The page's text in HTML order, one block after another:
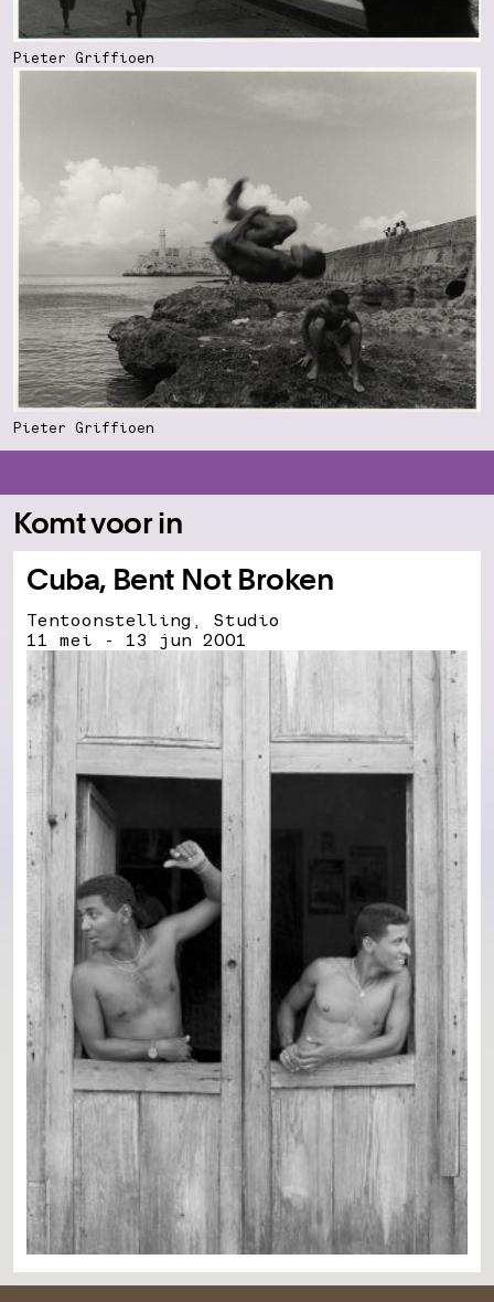
Pieter Griffioen
Pieter Griffioen
Komt voor in
Cuba, Bent Not Broken
Tentoonstelling, Studio
11 mei - 13 jun 2001